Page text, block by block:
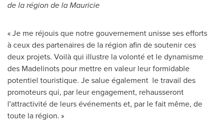
de la région de la Mauricie
« Je me réjouis que notre gouvernement unisse ses efforts
à ceux des partenaires de la région afin de soutenir ces
deux projets. Voilà qui illustre la volonté et le dynamisme
des Madelinots pour mettre en valeur leur formidable
potentiel touristique. Je salue également le travail des
promoteurs qui, par leur engagement, rehausseront
l'attractivité de leurs événements et, par le fait même, de
toute la région. »